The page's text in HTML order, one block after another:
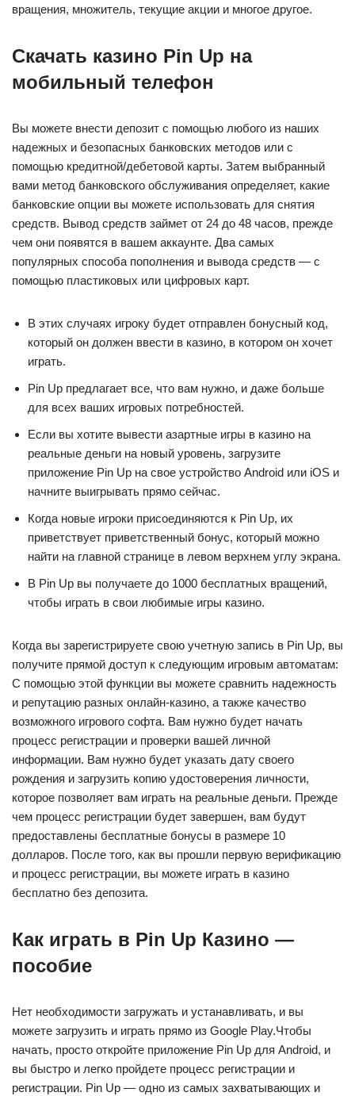
вращения, множитель, текущие акции и многое другое.
Скачать казино Pin Up на
мобильный телефон
Вы можете внести депозит с помощью любого из наших
надежных и безопасных банковских методов или с
помощью кредитной/дебетовой карты. Затем выбранный
вами метод банковского обслуживания определяет, какие
банковские опции вы можете использовать для снятия
средств. Вывод средств займет от 24 до 48 часов, прежде
чем они появятся в вашем аккаунте. Два самых
популярных способа пополнения и вывода средств — с
помощью пластиковых или цифровых карт.
В этих случаях игроку будет отправлен бонусный код,
который он должен ввести в казино, в котором он хочет
играть.
Pin Up предлагает все, что вам нужно, и даже больше
для всех ваших игровых потребностей.
Если вы хотите вывести азартные игры в казино на
реальные деньги на новый уровень, загрузите
приложение Pin Up на свое устройство Android или iOS и
начните выигрывать прямо сейчас.
Когда новые игроки присоединяются к Pin Up, их
приветствует приветственный бонус, который можно
найти на главной странице в левом верхнем углу экрана.
В Pin Up вы получаете до 1000 бесплатных вращений,
чтобы играть в свои любимые игры казино.
Когда вы зарегистрируете свою учетную запись в Pin Up, вы
получите прямой доступ к следующим игровым автоматам:
С помощью этой функции вы можете сравнить надежность
и репутацию разных онлайн-казино, а также качество
возможного игрового софта. Вам нужно будет начать
процесс регистрации и проверки вашей личной
информации. Вам нужно будет указать дату своего
рождения и загрузить копию удостоверения личности,
которое позволяет вам играть на реальные деньги. Прежде
чем процесс регистрации будет завершен, вам будут
предоставлены бесплатные бонусы в размере 10
долларов. После того, как вы прошли первую верификацию
и процесс регистрации, вы можете играть в казино
бесплатно без депозита.
Как играть в Pin Up Казино —
пособие
Нет необходимости загружать и устанавливать, и вы
можете загрузить и играть прямо из Google Play.Чтобы
начать, просто откройте приложение Pin Up для Android, и
вы быстро и легко пройдете процесс регистрации и
регистрации. Pin Up — одно из самых захватывающих и